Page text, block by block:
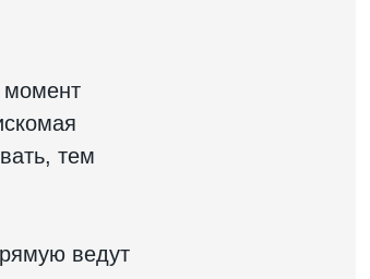
момент
тем
ведут